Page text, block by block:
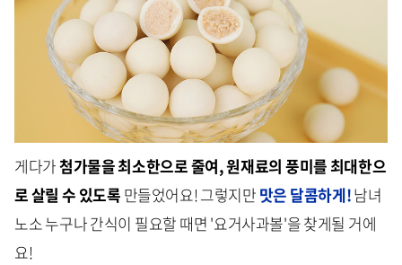
게다가첨가물을 최소한으로 줄여, 원재료의 풍미를 최대한으
로 살릴 수 있도록 만들었어요! 그렇지만 맛은 달콤하게!남녀
노소 누구나 간식이 필요할 때면 '요거사과볼'을 찾게될 거에
요!